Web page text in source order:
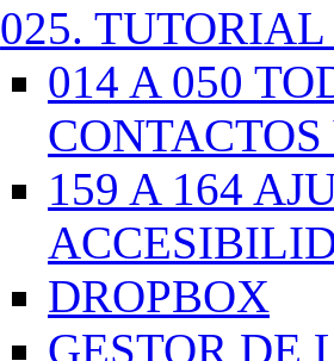
025.
014 A 050
159 A 164
DROPBOX
GESTOR DE